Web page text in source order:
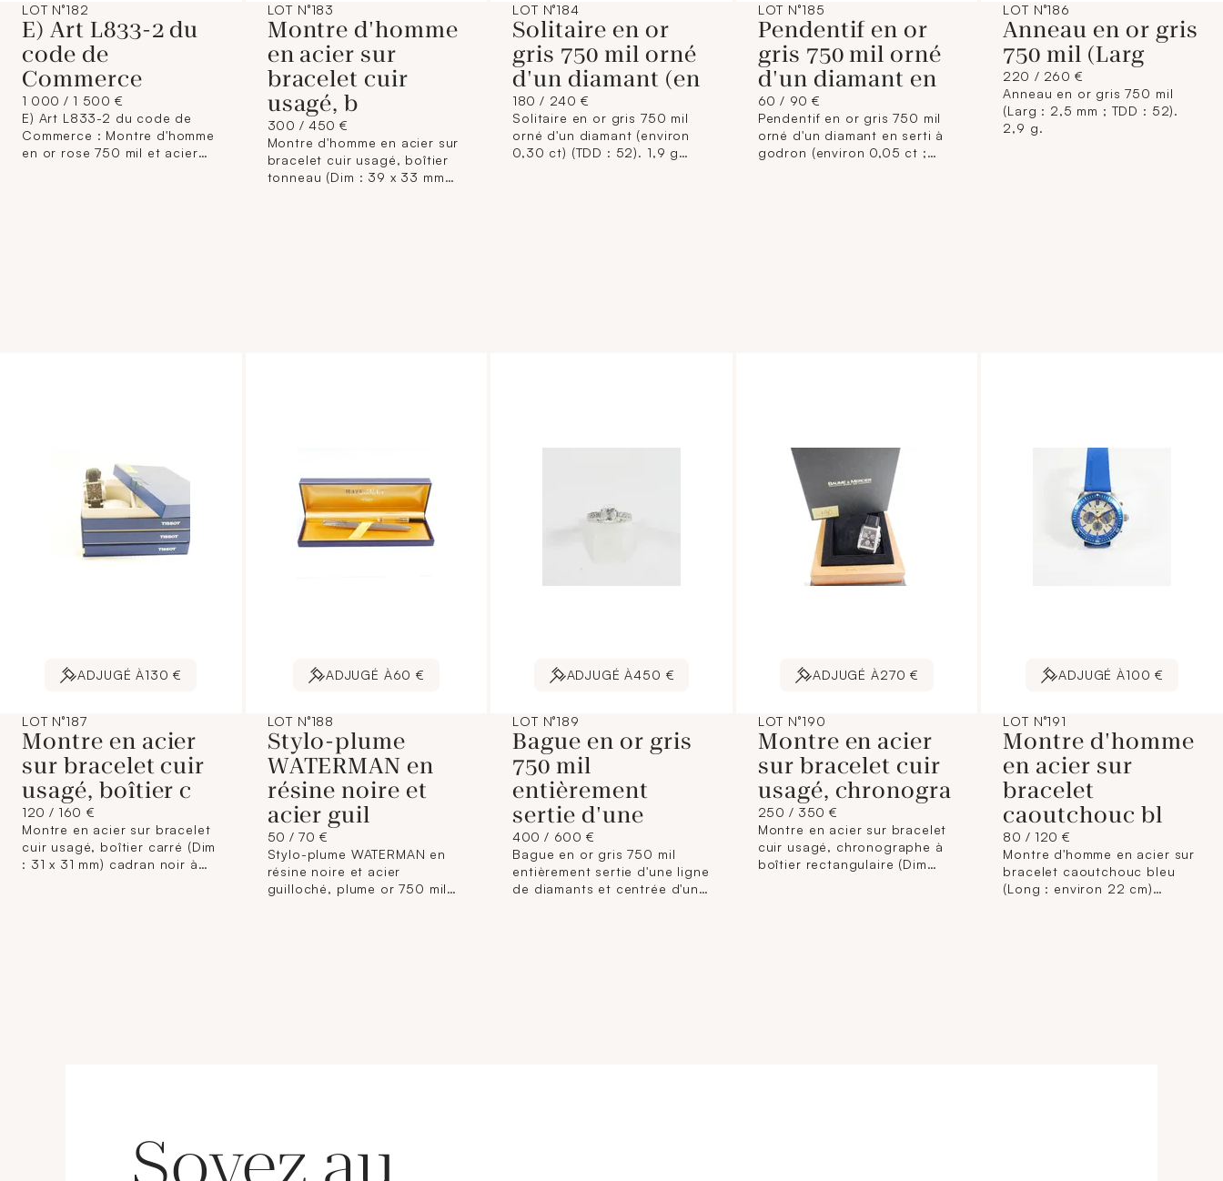
LOT N°182
E) Art L833-2 du
code de
Commerce
1 000 / 1 500 €
E) Art L833-2 du code de
Commerce : Montre d'homme
en or rose 750 mil et acier
LOT N°183
Montre d'homme
en acier sur
bracelet cuir
usagé, b
300 / 450 €
Montre d'homme en acier sur
bracelet cuir usagé, boîtier
tonneau (Dim : 39 x 33 mm
LOT N°184
Solitaire en or
gris 750 mil orné
d'un diamant (en
180 / 240 €
Solitaire en or gris 750 mil
orné d'un diamant (environ
0,30 ct) (TDD : 52). 1,9 g
LOT N°185
Pendentif en or
gris 750 mil orné
d'un diamant en
60 / 90 €
Pendentif en or gris 750 mil
orné d'un diamant en serti à
godron (environ 0,05 ct ;
LOT N°186
Anneau en or gris
750 mil (Larg
220 / 260 €
Anneau en or gris 750 mil
(Larg : 2,5 mm ; TDD : 52).
2,9 g.
ADJUGÉ À130 €
LOT N°187
Montre en acier
sur bracelet cuir
usagé, boîtier c
120 / 160 €
Montre en acier sur bracelet
cuir usagé, boîtier carré (Dim
: 31 x 31 mm) cadran noir à
ADJUGÉ À60 €
LOT N°188
Stylo-plume
WATERMAN en
résine noire et
acier guil
50 / 70 €
Stylo-plume WATERMAN en
résine noire et acier
guilloché, plume or 750 mil
ADJUGÉ À450 €
LOT N°189
Bague en or gris
750 mil
entièrement
sertie d'une
400 / 600 €
Bague en or gris 750 mil
entièrement sertie d'une ligne
de diamants et centrée d'une
ADJUGÉ À270 €
LOT N°190
Montre en acier
sur bracelet cuir
usagé, chronogra
250 / 350 €
Montre en acier sur bracelet
cuir usagé, chronographe à
boîtier rectangulaire (Dim
ADJUGÉ À100 €
LOT N°191
Montre d'homme
en acier sur
bracelet
caoutchouc bl
80 / 120 €
Montre d'homme en acier sur
bracelet caoutchouc bleu
(Long : environ 22 cm)